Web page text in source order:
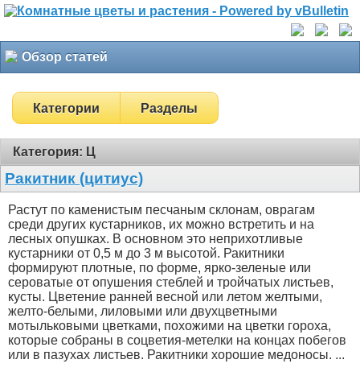
Обзор статей
Категории Разделы
Категория: Ц
Ракитник (цитиус)
Растут по каменистым песчаным склонам, оврагам
среди других кустарников, их можно встретить и на
лесных опушках. В основном это неприхотливые
кустарники от 0,5 м до 3 м высотой. Ракитники
формируют плотные, по форме, ярко-зеленые или
сероватые от опушения стеблей и тройчатых листьев,
кусты. Цветение ранней весной или летом желтыми,
желто-белыми, лиловыми или двухцветными
мотыльковыми цветками, похожими на цветки гороха,
которые собраны в соцветия-метелки на концах побегов
или в пазухах листьев. Ракитники хорошие медоносы. ...